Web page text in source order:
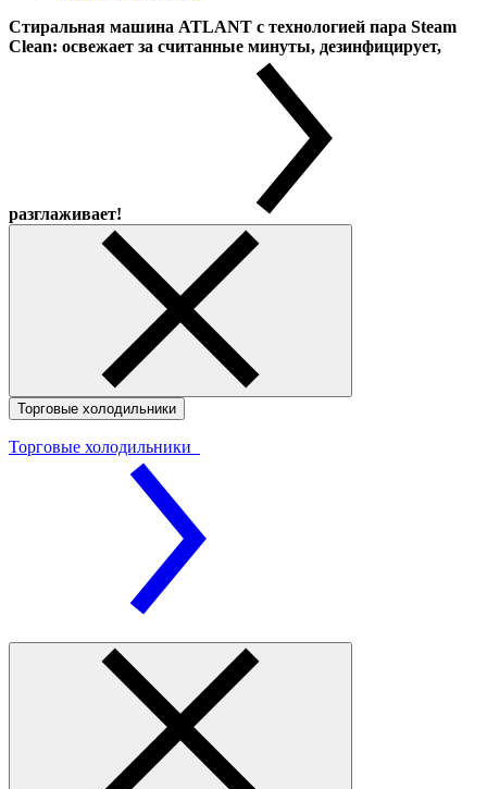
Стиральная машина ATLANT с технологией пара Steam
Clean: освежает за считанные минуты, дезинфицирует,
разглаживает!
Торговые холодильники
Торговые холодильники